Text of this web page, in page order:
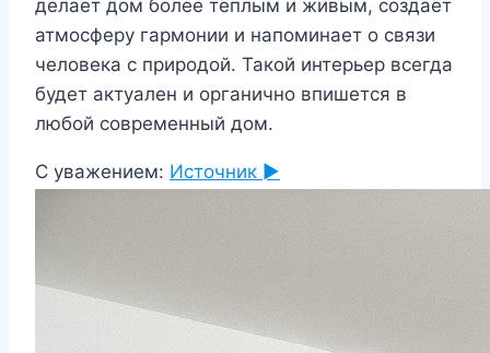
делает дом более тёплым и живым, создаёт
атмосферу гармонии и напоминает о связи
человека с природой. Такой интерьер всегда
будет актуален и органично впишется в
любой современный дом.
С уважением: Источник ►